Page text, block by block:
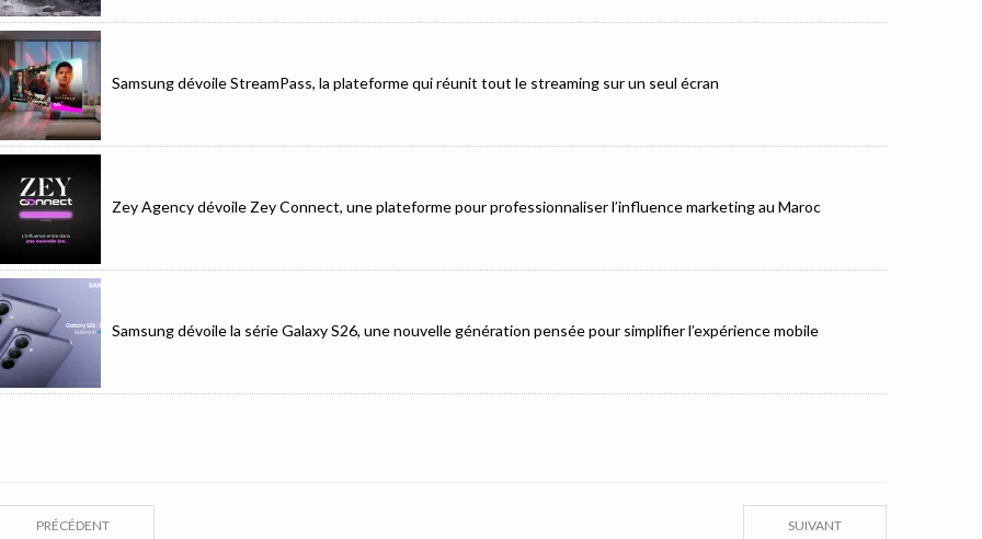
Samsung dévoile StreamPass, la plateforme qui réunit tout le streaming sur un seul écran
Zey Agency dévoile Zey Connect, une plateforme pour professionnaliser l’influence marketing au Maroc
Samsung dévoile la série Galaxy S26, une nouvelle génération pensée pour simplifier l’expérience mobile
SUIVANT
PRÉCÉDENT